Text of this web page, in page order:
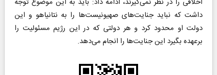
داشت که نباید جنایت‌های صهیونیست‌ها را به نتانیاهو و این
دولت او محدود کرد و هر دولتی که در این رژیم مسئولیت را
برعهده بگیرد این جنایت‌ها را انجام می‌دهد.